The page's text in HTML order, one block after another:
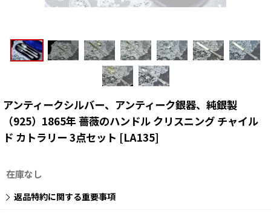
アンティークシルバー、アンティーク銀器、純銀製
（925）1865年 薔薇のハンドル クリスニング チャイル
ド カトラリー 3点セット [LA135]
在庫なし
返品特約に関する重要事項